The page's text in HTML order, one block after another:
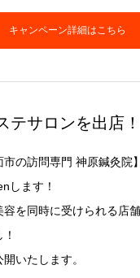
キャンペーン詳細はこちら
テサロンを出店！
市の訪問専門 神原鍼灸院
します！
を同時に受けられる店
いたします。